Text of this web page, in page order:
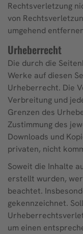
Rechtsverletzung
von
umgehend
Urheberrecht
Die durch die
Werke auf diesen
Urheberrecht. Die
Verbreitung und
Grenzen des
Zustimmung des
Downloads und
privaten, nicht
Soweit die Inhalte
erstellt wurden,
beachtet.
gekennzeichnet.
um einen